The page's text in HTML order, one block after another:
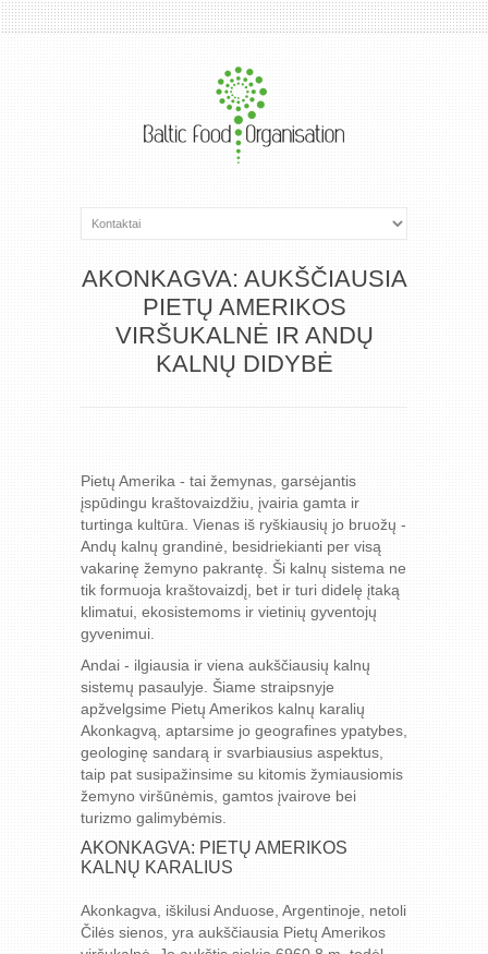
AKONKAGVA: AUKŠČIAUSIA
PIETŲ AMERIKOS
VIRŠUKALNĖ IR ANDŲ
KALNŲ DIDYBĖ
Pietų Amerika - tai žemynas, garsėjantis
įspūdingu kraštovaizdžiu, įvairia gamta ir
turtinga kultūra. Vienas iš ryškiausių jo bruožų -
Andų kalnų grandinė, besidriekianti per visą
vakarinę žemyno pakrantę. Ši kalnų sistema ne
tik formuoja kraštovaizdį, bet ir turi didelę įtaką
klimatui, ekosistemoms ir vietinių gyventojų
gyvenimui.
Andai - ilgiausia ir viena aukščiausių kalnų
sistemų pasaulyje. Šiame straipsnyje
apžvelgsime Pietų Amerikos kalnų karalių
Akonkagvą, aptarsime jo geografines ypatybes,
geologinę sandarą ir svarbiausius aspektus,
taip pat susipažinsime su kitomis žymiausiomis
žemyno viršūnėmis, gamtos įvairove bei
turizmo galimybėmis.
AKONKAGVA: PIETŲ AMERIKOS
KALNŲ KARALIUS
Akonkagva, iškilusi Anduose, Argentinoje, netoli
Čilės sienos, yra aukščiausia Pietų Amerikos